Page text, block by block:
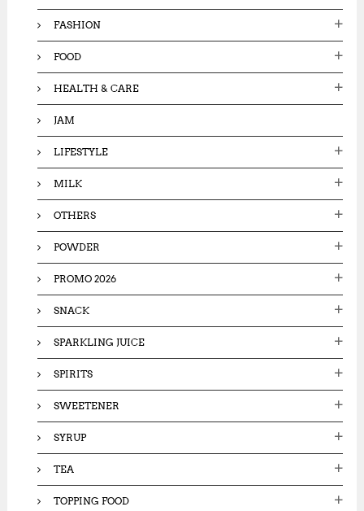
FASHION
FOOD
HEALTH & CARE
JAM
LIFESTYLE
MILK
OTHERS
POWDER
PROMO 2026
SNACK
SPARKLING JUICE
SPIRITS
SWEETENER
SYRUP
TEA
TOPPING FOOD